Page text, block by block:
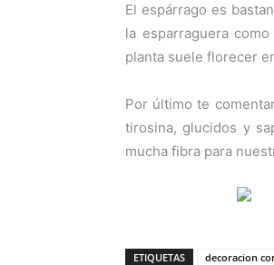
El espárrago es
la esparraguera
planta suele florecer
Por último te
tirosina, glucidos y
mucha fibra para
ETIQUETAS decoracion